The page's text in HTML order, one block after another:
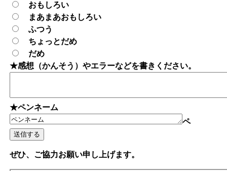
おもしろい
まあまあおもしろい
ふつう
ちょっとだめ
だめ
★感想（かんそう）やエラーなどを書きください。
★ペンネーム
ペ
ぜひ、ご協力お願い申し上げます。